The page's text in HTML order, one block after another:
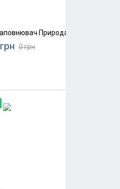
Природа SaniPet,
0 грн